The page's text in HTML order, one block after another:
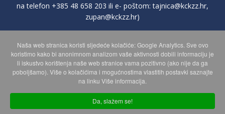
na telefon +385 48 658 203 ili e- poštom:tajnica@kckzz.hr,
zupan@kckzz.hr)
POLITIKA ZAŠTITE PRIVATNOSTI OSOBNIH PODATAKA
MAPA WEBA
Naša web stranica koristi sljedeće kolačiće: Google Analytics. Sve ovo
koristimo kako bi anonimnom analizom vaše aktivnosti dobili informaciju je
li iskustvo korištenja naše web stranice vama pozitivno (ako nije da ga
poboljšamo). Više o kolačićima i mogućnostima vlastitih postavki saznajte
na linku Više informacija.
Da, slažem se!